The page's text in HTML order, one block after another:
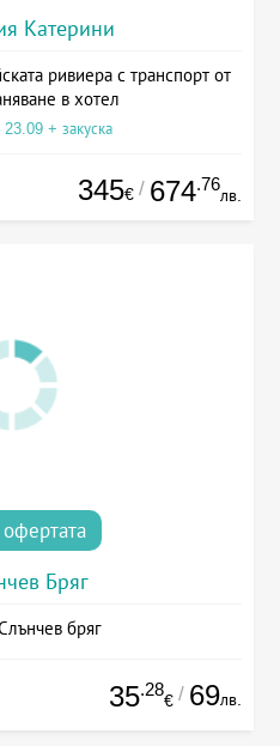
Катерини
ривиера с транспорт от
в хотел
+ закуска
345€ / 674.76
лв.
Бряг
бряг
35.28
€ / 69лв.